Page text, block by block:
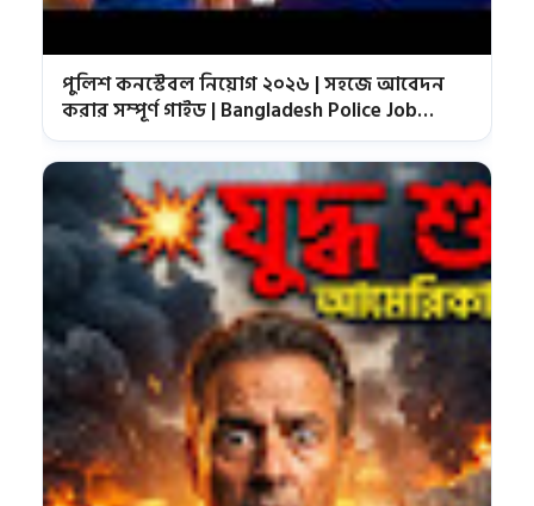
পুলিশ কনস্টেবল নিয়োগ ২০২৬ | সহজে আবেদন
করার সম্পূর্ণ গাইড | Bangladesh Police Job
Circular 2026